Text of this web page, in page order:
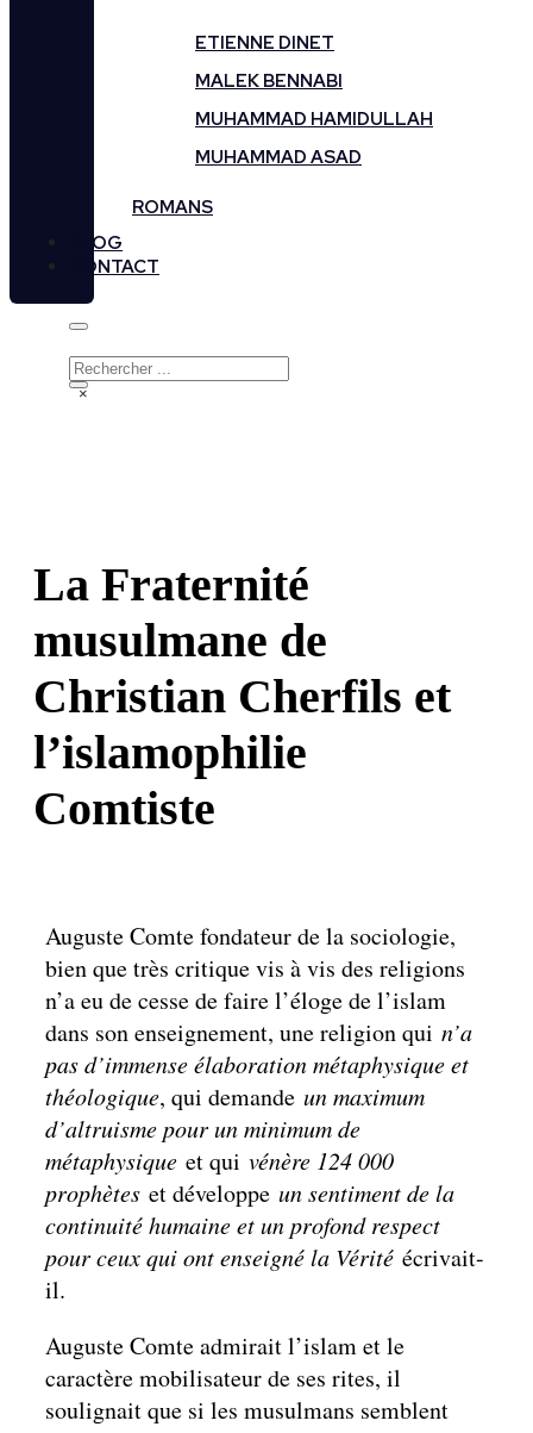
ETIENNE DINET
MALEK BENNABI
MUHAMMAD HAMIDULLAH
MUHAMMAD ASAD
ROMANS
BLOG
CONTACT
Rechercher
×
La Fraternité
musulmane de
Christian Cherfils et
l’islamophilie
Comtiste
Auguste Comte fondateur de la sociologie,
bien que très critique vis à vis des religions
n’a eu de cesse de faire l’éloge de l’islam
dans son enseignement, une religion qui n’a
pas d’immense élaboration métaphysique et
théologique, qui demande un maximum
d’altruisme pour un minimum de
métaphysique et qui vénère 124 000
prophètes et développe un sentiment de la
continuité humaine et un profond respect
pour ceux qui ont enseigné la Vérité écrivait-
il.
Auguste Comte admirait l’islam et le
caractère mobilisateur de ses rites, il
soulignait que si les musulmans semblent